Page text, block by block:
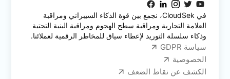
في CloudSek، نجمع بين قوة الذكاء السيبراني ومراقبة
العلامة التجارية ومراقبة سطح الهجوم ومراقبة البنية التحتية
وذكاء سلسلة التوريد لإعطاء سياق للمخاطر الرقمية لعملائنا.
سياسة GDPR
الخصوصية
الكشف عن نقاط الضعف